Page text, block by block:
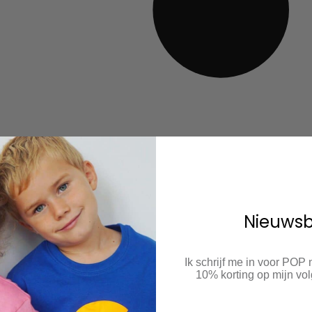
Ik schrijf me in voor
10% korting op mijn